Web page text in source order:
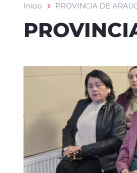
Inicio PROVINCIA DE